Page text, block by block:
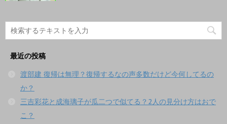
最近の投稿
渡部建 復帰は無理？復帰するなの声多数だけど今何してるの
か？
三吉彩花と成海璃子が瓜二つで似てる？2人の見分け方はおで
こ？